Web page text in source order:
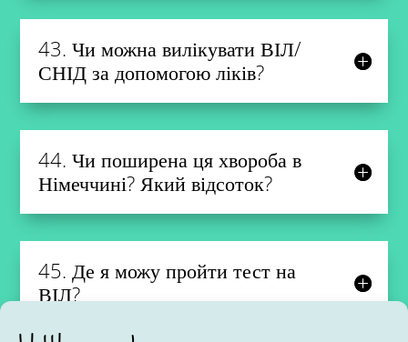
43. Чи можна вилікувати ВІЛ/
СНІД за допомогою ліків?
44. Чи поширена ця хвороба в
Німеччині? Який відсоток?
45. Де я можу пройти тест на
ВІЛ?